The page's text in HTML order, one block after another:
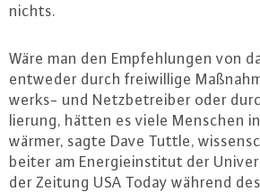
nichts.
Wäre man den Emp­feh­lun­gen von
entweder durch frei­wil­li­ge
werks- und Netz­be­trei­ber oder
lie­rung, hätten es viele Menschen
wärmer, sagte Dave Tuttle,
bei­ter am En­er­gie­in­sti­tut der
der Zeitung USA Today während